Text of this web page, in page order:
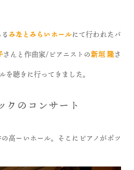
みなとみらいホールにて行われたバ
さんと作曲家/ピアニストの新垣 隆さ
を聴きに行ってきました。
クのコンサート
高ーいホール。そこにピアノがポツ